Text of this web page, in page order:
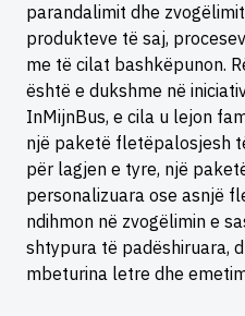
parandalimit dhe
produkteve të saj,
me të cilat bashkëpunon.
është e dukshme në
InMijnBus, e cila u lejon
një paketë fletëpalosjesh
për lagjen e tyre, një
personalizuara ose asnjë
ndihmon në zvogëlimin e
shtypura të padëshiruara,
mbeturina letre dhe